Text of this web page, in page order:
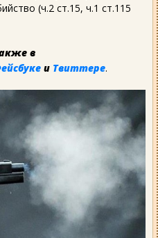
(ч.2 ст.15, ч.1 ст.115
в
и Твиттере.